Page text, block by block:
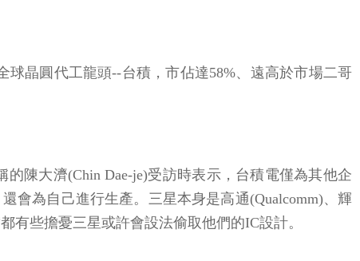
球晶圓代工龍頭--台積，市佔達58%、遠高於市場二哥
陳大濟(Chin Dae-je)受訪時表示，台積電僅為其他企
會為自己進行生產。三星本身是高通(Qualcomm)、輝
有些擔憂三星或許會設法偷取他們的IC設計。